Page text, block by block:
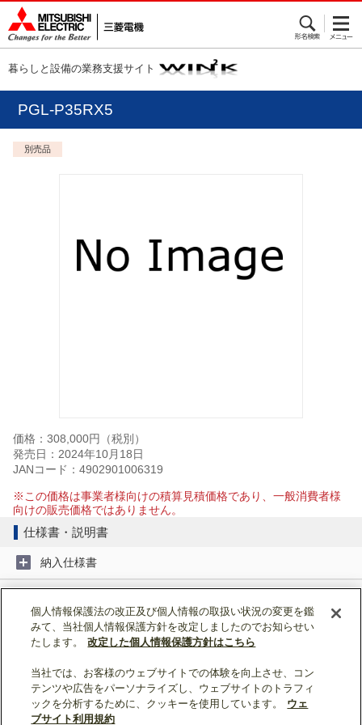
暮らしと設備の業務支援サイト
PGL-P35RX5
別売品
価格：308,000円（税別）
発売日：2024年10月18日
JANコード：4902901006319
※この価格は事業者様向けの積算見積価格であり、一般消費者様
向けの販売価格ではありません。
仕様書・説明書
納入仕様書
据付工事説明書
ページトップへ戻る
表示モード：
個人情報保護法の改正及び個人情報の取扱い状況の変更を鑑
みて、当社個人情報保護方針を改定しましたのでお知らせい
たします。
改定した個人情報保護方針はこちら
当社では、お客様のウェブサイトでの体験を向上させ、コン
テンツや広告をパーソナライズし、ウェブサイトのトラフィ
ックを分析するために、クッキーを使用しています。
ウェ
ブサイト利用規約